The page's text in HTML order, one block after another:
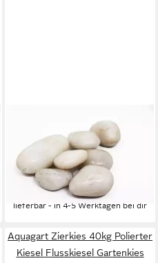
Zierkies 180kg Polierter
Kiesel Flusskiesel Gartenkies
Zierkies weiß, (1 St)
300,30 €
(1,67 €/ 1 kg)
lieferbar - in 4-5 Werktagen bei dir
Aquagart Zierkies 40kg Polierter
Kiesel Flusskiesel Gartenkies